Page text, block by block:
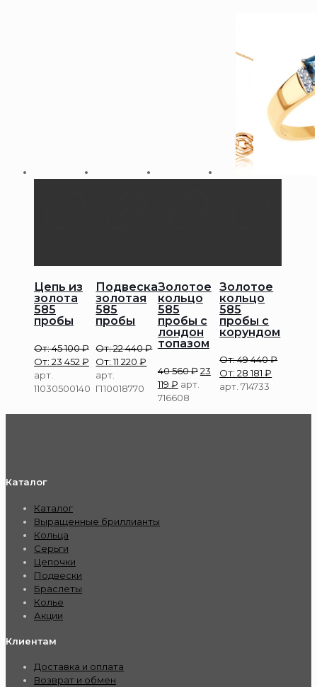
Цепь из
золота
585
пробы
От:45 100₽
От: 23 452 ₽
арт.
11030500140
Подвеска
золотая
585
пробы
От:22 440₽
От:11 220₽
арт.
П10018770
Золотое
кольцо
585
пробы с
лондон
топазом
40 560₽23
119 ₽ арт.
716608
Золотое
кольцо
585
пробы с
корундом
От:49 440₽
От:28 181₽
арт. 714733
Каталог
Каталог
Выращенные бриллианты
Кольца
Серьги
Цепочки
Подвески
Браслеты
Колье
Акции
Клиентам
Доставка и оплата
Возврат и обмен